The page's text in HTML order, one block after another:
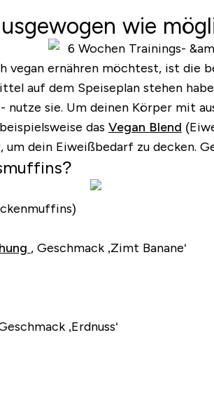
wie
vegan ernähren möchtest, ist die
auf dem Speiseplan stehen
nutze sie. Um deinen Körper mit
das Vegan Blend
dein Eiweißbedarf zu decken.
, Geschmack ‚Zimt Banane‘
‚Erdnuss‘